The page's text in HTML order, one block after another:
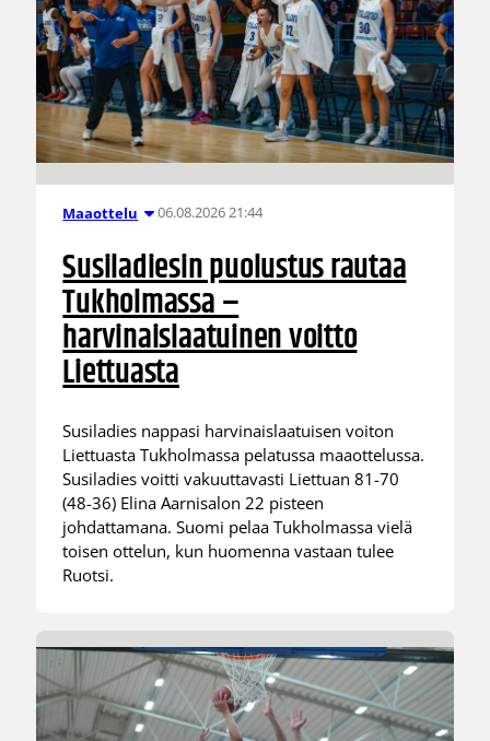
Maaottelu 06.08.2026 21:44
Susiladiesin puolustus rautaa
Tukholmassa –
harvinaislaatuinen voitto
Liettuasta
Susiladies nappasi harvinaislaatuisen voiton
Liettuasta Tukholmassa pelatussa maaottelussa.
Susiladies voitti vakuuttavasti Liettuan 81-70
(48-36) Elina Aarnisalon 22 pisteen
johdattamana. Suomi pelaa Tukholmassa vielä
toisen ottelun, kun huomenna vastaan tulee
Ruotsi.